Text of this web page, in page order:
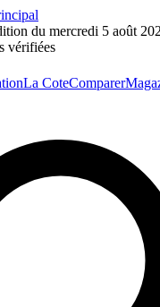
du mercredi 5 août
vérifiées
La CoteComparer